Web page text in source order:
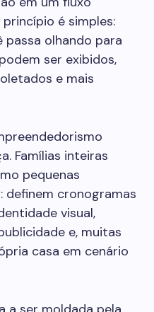
é simples:
olhando para
ser exibidos,
e mais
Famílias inteiras
pequenas
cronogramas
visual,
e, muitas
casa em cenário